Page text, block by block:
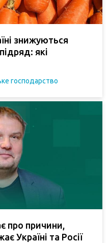
знижуються
які
господарство
про причини,
Україні та Росії